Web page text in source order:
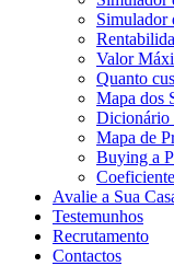
Simulador
Valor
Quanto
Mapa dos
Dicionário
Mapa de
Buying a
Avalie a Sua
Testemunhos
Recrutamento
Contactos